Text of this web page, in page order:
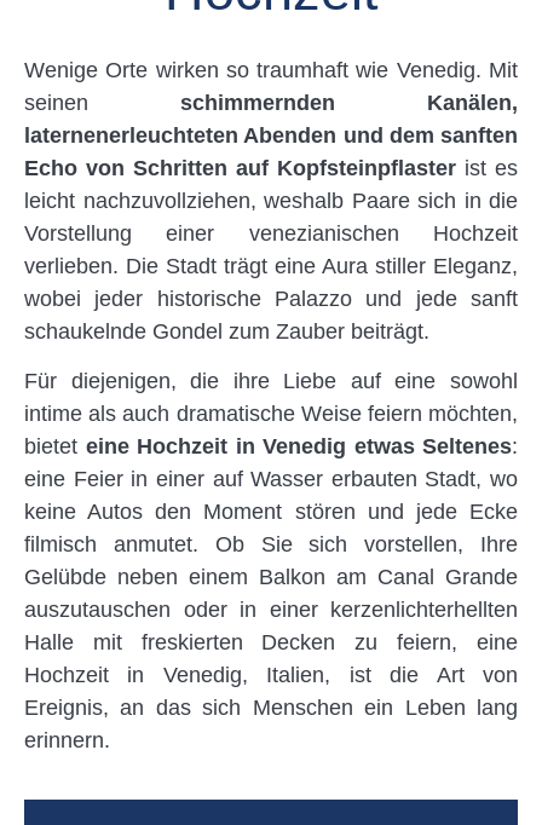
Wenige Orte wirken so traumhaft wie Venedig. Mit
seinen schimmernden Kanälen,
laternenerleuchteten Abenden und dem sanften
Echo von Schritten auf Kopfsteinpflaster ist es
leicht nachzuvollziehen, weshalb Paare sich in die
Vorstellung einer venezianischen Hochzeit
verlieben. Die Stadt trägt eine Aura stiller Eleganz,
wobei jeder historische Palazzo und jede sanft
schaukelnde Gondel zum Zauber beiträgt.
Für diejenigen, die ihre Liebe auf eine sowohl
intime als auch dramatische Weise feiern möchten,
bietet eine Hochzeit in Venedig etwas Seltenes:
eine Feier in einer auf Wasser erbauten Stadt, wo
keine Autos den Moment stören und jede Ecke
filmisch anmutet. Ob Sie sich vorstellen, Ihre
Gelübde neben einem Balkon am Canal Grande
auszutauschen oder in einer kerzenlichterhellten
Halle mit freskierten Decken zu feiern, eine
Hochzeit in Venedig, Italien, ist die Art von
Ereignis, an das sich Menschen ein Leben lang
erinnern.